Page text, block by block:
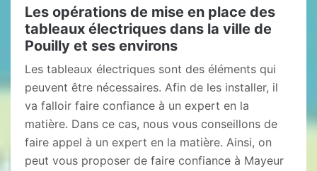
Les opérations de mise en place des
tableaux électriques dans la ville de
Pouilly et ses environs
Les tableaux électriques sont des éléments qui
peuvent être nécessaires. Afin de les installer, il
va falloir faire confiance à un expert en la
matière. Dans ce cas, nous vous conseillons de
faire appel à un expert en la matière. Ainsi, on
peut vous proposer de faire confiance à Mayeur